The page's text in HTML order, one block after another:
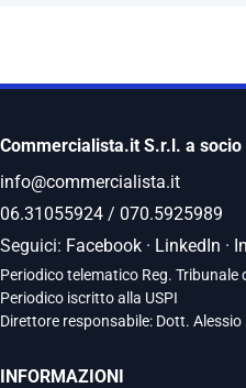
Commercialista.it S.r.l. a socio
info@commercialista.it
06.31055924 / 070.5925989
Seguici: Facebook · LinkedIn ·
Periodico telematico Reg. Tribunale
Periodico iscritto alla USPI
Direttore responsabile: Dott. Alessio
INFORMAZIONI